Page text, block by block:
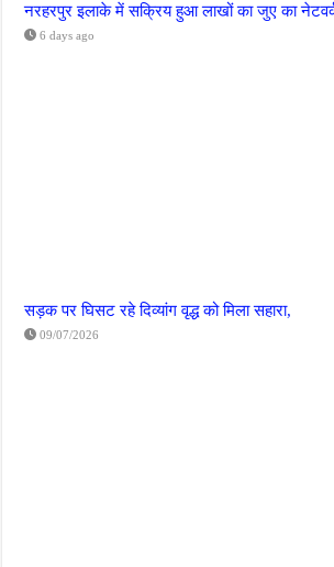
नरहरपुर इलाके में सक्रिय हुआ लाखों का जुए का
6 days ago
सड़क पर घिसट रहे दिव्यांग वृद्ध को मिला सहारा,
09/07/2026